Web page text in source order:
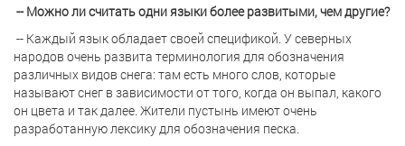
-- Можно ли считать одни языки более развитыми, чем другие?
-- Каждый язык обладает своей спецификой. У северных
народов очень развита терминология для обозначения
различных видов снега: там есть много слов, которые
называют снег в зависимости от того, когда он выпал, какого
он цвета и так далее. Жители пустынь имеют очень
разработанную лексику для обозначения песка.